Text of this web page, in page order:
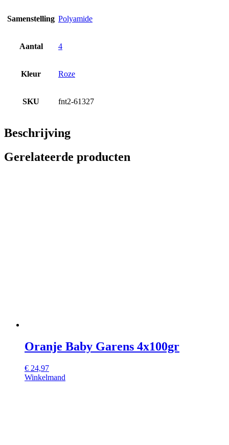
Samenstelling Polyamide
Aantal 4
Kleur Roze
SKU fnt2-61327
Beschrijving
Gerelateerde producten
Oranje Baby Garens 4x100gr
€ 24,97
Winkelmand